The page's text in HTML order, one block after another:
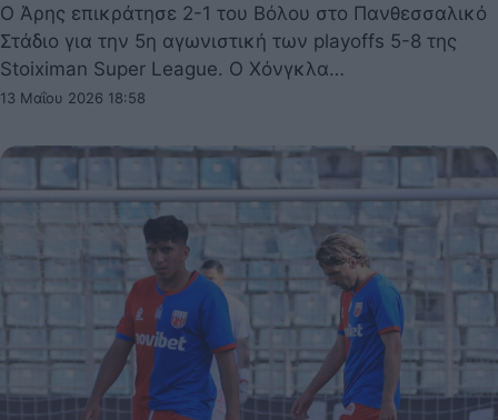
Ο Άρης επικράτησε 2-1 του Βόλου στο Πανθεσσαλικό
Στάδιο για την 5η αγωνιστική των playoffs 5-8 της
Stoiximan Super League. Ο Χόνγκλα…
13 Μαΐου 2026 18:58